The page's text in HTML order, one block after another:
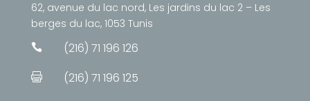
62, avenue du lac nord, Les jardins du lac 2 – Les
berges du lac, 1053 Tunis
 (216) 71 196 126

(216) 71 196 125